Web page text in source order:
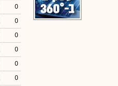
0
0
0
0
0
0